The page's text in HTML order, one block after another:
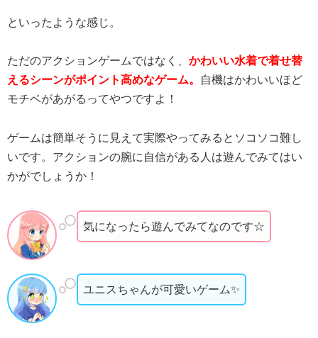
といったような感じ。
ただのアクションゲームではなく、 かわいい水着で着せ替
えるシーンがポイント高めなゲーム。
自機はかわいいほど
モチベがあがるってやつですよ！
ゲームは簡単そうに見えて実際やってみるとソコソコ難し
いです。アクションの腕に自信がある人は遊んでみてはい
かがでしょうか！
気になったら遊んでみてなのです☆
ユニスちゃんが可愛いゲーム✨